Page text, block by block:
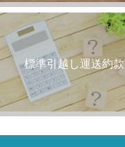
標準引越し運送約款